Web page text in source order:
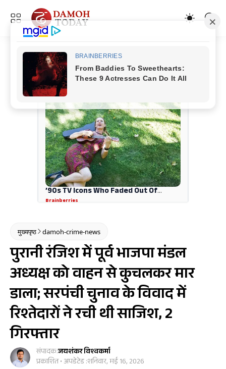
ADVERTISEMENT
मुख्यपृष्ठ damoh-crime-news
पुरानी रंजिश में पूर्व भाजपा मंडल
अध्यक्ष को वाहन से कुचलकर मार
डाला; सरपंची चुनाव के विवाद में
रिश्तेदारों ने रची थी साजिश, 2
गिरफ्तार
संपादक:जयशंकर विश्वकर्मा
प्रकाशित • अपडेटेड :शनिवार, मई 16, 2026